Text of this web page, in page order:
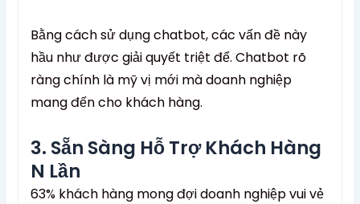
Bằng cách sử dụng chatbot, các vấn đề này
hầu như được giải quyết triệt để. Chatbot rõ
ràng chính là mỹ vị mới mà doanh nghiệp
mang đến cho khách hàng.
3. Sẵn Sàng Hỗ Trợ Khách Hàng
N Lần
63% khách hàng mong đợi doanh nghiệp vui vẻ